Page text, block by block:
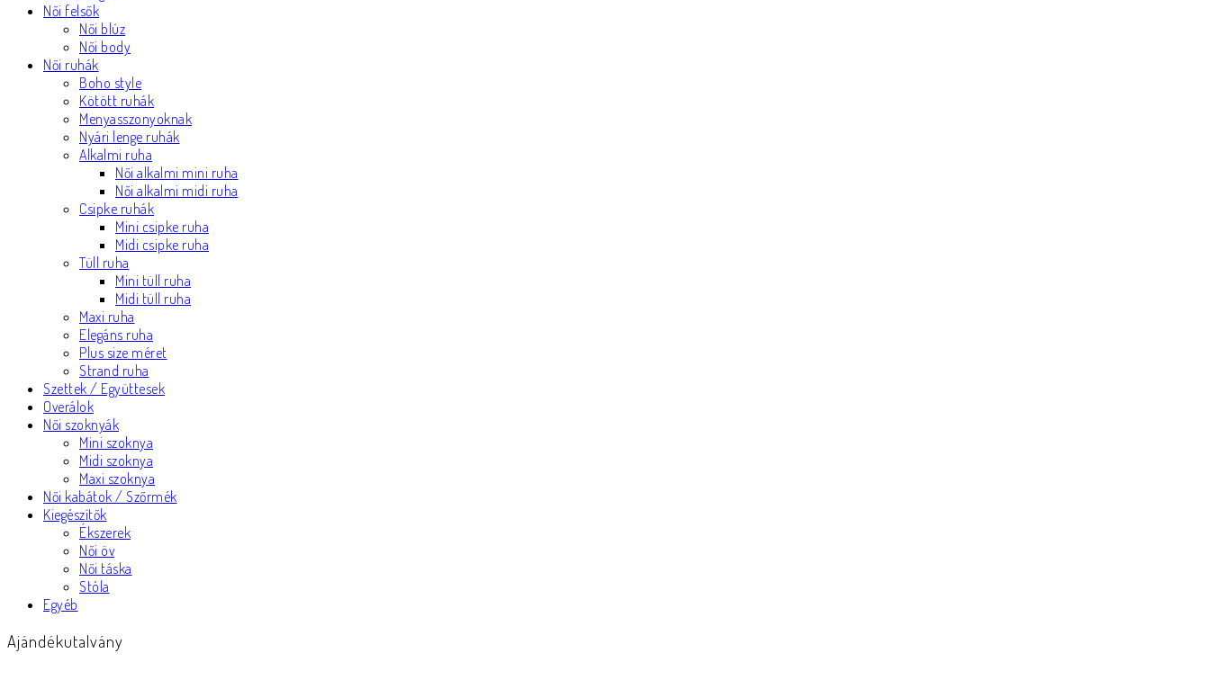
Női felsők
Női blúz
Női body
Női ruhák
Boho style
Kötött ruhák
Menyasszonyoknak
Nyári lenge ruhák
Alkalmi ruha
Női alkalmi mini ruha
Női alkalmi midi ruha
Csipke ruhák
Mini csipke ruha
Midi csipke ruha
Tüll ruha
Mini tüll ruha
Midi tüll ruha
Maxi ruha
Elegáns ruha
Plus size méret
Strand ruha
Szettek / Együttesek
Overálok
Női szoknyák
Mini szoknya
Midi szoknya
Maxi szoknya
Női kabátok / Szőrmék
Kiegészítők
Ékszerek
Női öv
Női táska
Stóla
Egyéb
Ajándékutalvány